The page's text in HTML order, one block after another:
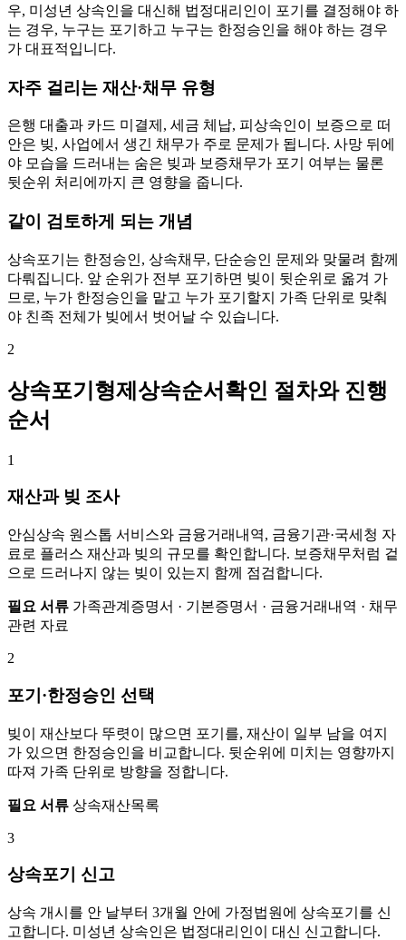
우, 미성년 상속인을 대신해 법정대리인이 포기를 결정해야 하
는 경우, 누구는 포기하고 누구는 한정승인을 해야 하는 경우
가 대표적입니다.
자주 걸리는 재산·채무 유형
은행 대출과 카드 미결제, 세금 체납, 피상속인이 보증으로 떠
안은 빚, 사업에서 생긴 채무가 주로 문제가 됩니다. 사망 뒤에
야 모습을 드러내는 숨은 빚과 보증채무가 포기 여부는 물론
뒷순위 처리에까지 큰 영향을 줍니다.
같이 검토하게 되는 개념
상속포기는 한정승인, 상속채무, 단순승인 문제와 맞물려 함께
다뤄집니다. 앞 순위가 전부 포기하면 빚이 뒷순위로 옮겨 가
므로, 누가 한정승인을 맡고 누가 포기할지 가족 단위로 맞춰
야 친족 전체가 빚에서 벗어날 수 있습니다.
2
상속포기형제상속순서확인 절차와 진행
순서
1
재산과 빚 조사
안심상속 원스톱 서비스와 금융거래내역, 금융기관·국세청 자
료로 플러스 재산과 빚의 규모를 확인합니다. 보증채무처럼 겉
으로 드러나지 않는 빚이 있는지 함께 점검합니다.
필요 서류 가족관계증명서 · 기본증명서 · 금융거래내역 · 채무
관련 자료
2
포기·한정승인 선택
빚이 재산보다 뚜렷이 많으면 포기를, 재산이 일부 남을 여지
가 있으면 한정승인을 비교합니다. 뒷순위에 미치는 영향까지
따져 가족 단위로 방향을 정합니다.
필요 서류 상속재산목록
3
상속포기 신고
상속 개시를 안 날부터 3개월 안에 가정법원에 상속포기를 신
고합니다. 미성년 상속인은 법정대리인이 대신 신고합니다.